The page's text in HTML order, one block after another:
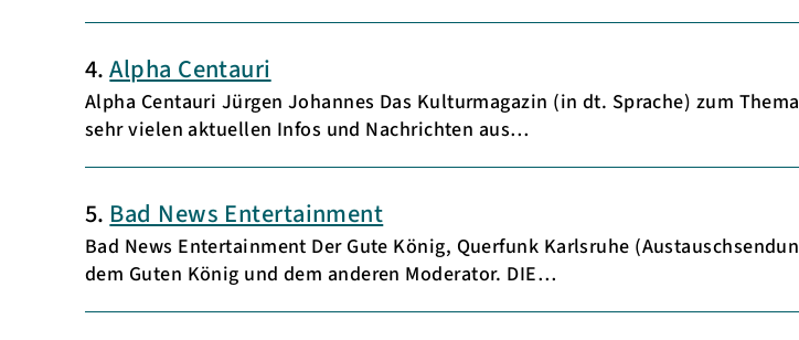
4.Alpha Centauri
Alpha Centauri Jürgen Johannes Das Kulturmagazin (in dt. Sprache) zum
sehr vielen aktuellen Infos und Nachrichten aus…
5. Bad News Entertainment
Bad News Entertainment Der Gute König, Querfunk Karlsruhe
dem Guten König und dem anderen Moderator. DIE…